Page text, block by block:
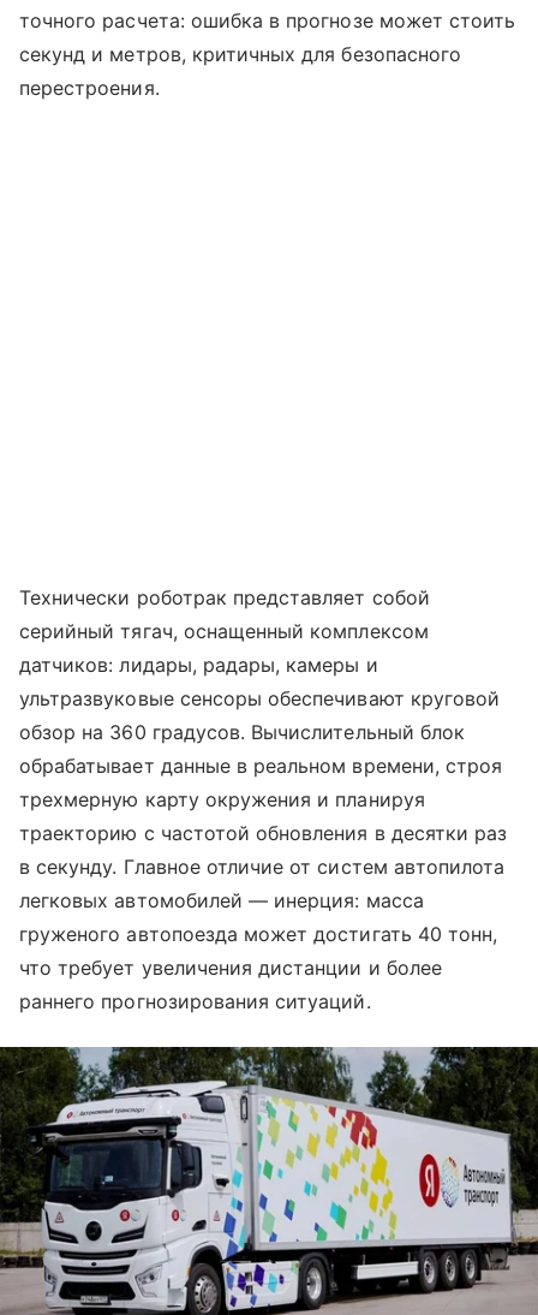
точного расчета: ошибка в прогнозе может стоить
секунд и метров, критичных для безопасного
перестроения.
Технически роботрак представляет собой
серийный тягач, оснащенный комплексом
датчиков: лидары, радары, камеры и
ультразвуковые сенсоры обеспечивают круговой
обзор на 360 градусов. Вычислительный блок
обрабатывает данные в реальном времени, строя
трехмерную карту окружения и планируя
траекторию с частотой обновления в десятки раз
в секунду. Главное отличие от систем автопилота
легковых автомобилей — инерция: масса
груженого автопоезда может достигать 40 тонн,
что требует увеличения дистанции и более
раннего прогнозирования ситуаций.